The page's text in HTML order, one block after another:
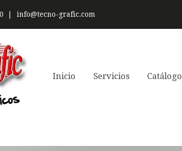
info@tecno-grafic.com
Inicio Servicios Catálogo
pergamino